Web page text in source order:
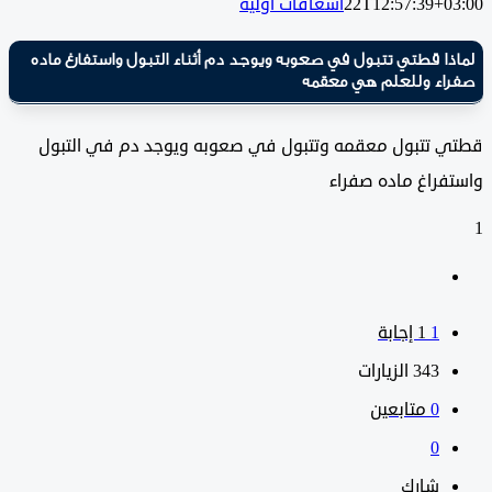
قطتي تتبول في صعوبه ويوجد دم أثناء التبول واستفارغ ماده
وللعلم هي معقمه
تتبول معقمه وتتبول في صعوبه ويوجد دم في التبول
ماده صفراء
343 الزيارات
متابعين
شارك